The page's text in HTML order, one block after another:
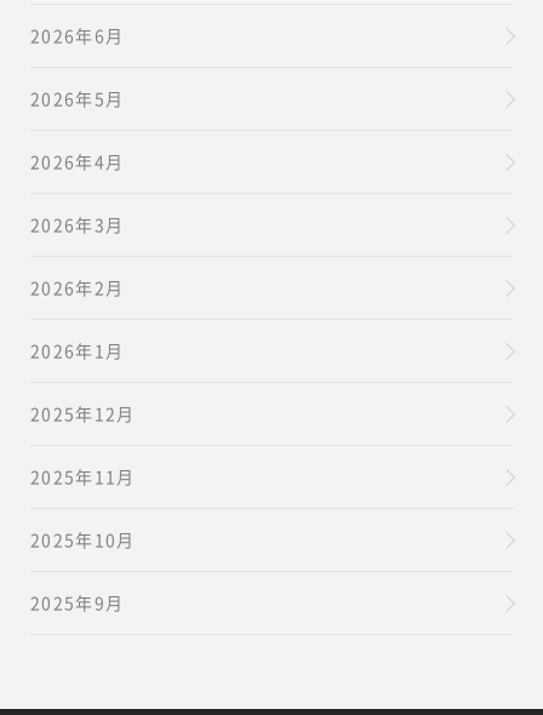
2026年6月
2026年5月
2026年4月
2026年3月
2026年2月
2026年1月
2025年12月
2025年11月
2025年10月
2025年9月